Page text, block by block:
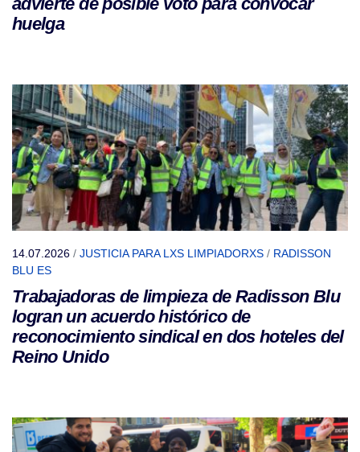
huelga
14.07.2026 / JUSTICIA PARA LXS LIMPIADORXS / RADISSON
BLU ES
Trabajadoras de limpieza de Radisson Blu
logran un acuerdo histórico de
reconocimiento sindical en dos hoteles del
Reino Unido